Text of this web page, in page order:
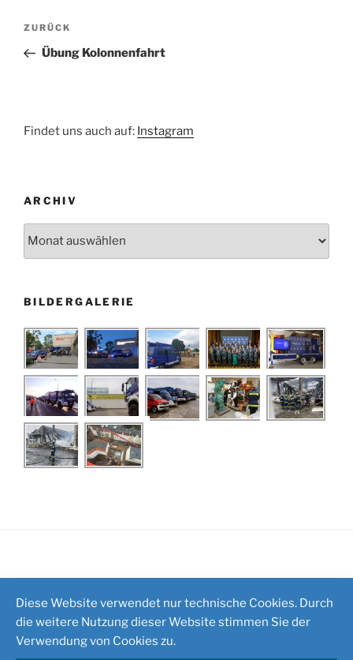
Beitragsnavigation
Vorheriger
Beitrag
ZURÜCK
Übung Kolonnenfahrt
Findet uns auch auf: Instagram
ARCHIV
BILDERGALERIE
Diese Website verwendet nur technische Cookies. Durch
die weitere Nutzung dieser Website stimmen Sie der
Verwendung von Cookies zu.